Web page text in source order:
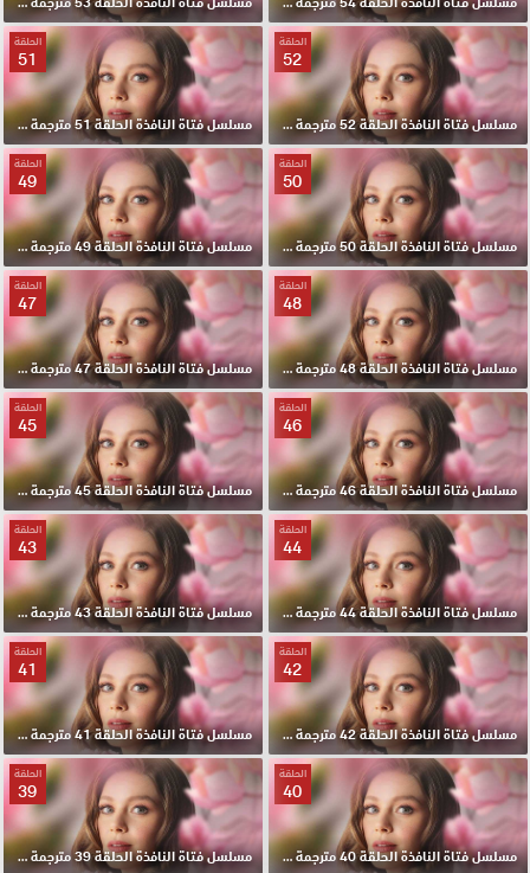
الحلقة
52
مسلسل فتاة النافذة الحلقة 52 مترجمة HD
الحلقة
51
مسلسل فتاة النافذة الحلقة 51 مترجمة HD
الحلقة
50
مسلسل فتاة النافذة الحلقة 50 مترجمة HD
الحلقة
49
مسلسل فتاة النافذة الحلقة 49 مترجمة HD
الحلقة
48
مسلسل فتاة النافذة الحلقة 48 مترجمة HD
الحلقة
47
مسلسل فتاة النافذة الحلقة 47 مترجمة HD
الحلقة
46
مسلسل فتاة النافذة الحلقة 46 مترجمة HD
الحلقة
45
مسلسل فتاة النافذة الحلقة 45 مترجمة HD
الحلقة
44
مسلسل فتاة النافذة الحلقة 44 مترجمة HD
الحلقة
43
مسلسل فتاة النافذة الحلقة 43 مترجمة HD
الحلقة
42
مسلسل فتاة النافذة الحلقة 42 مترجمة HD
الحلقة
41
مسلسل فتاة النافذة الحلقة 41 مترجمة HD
الحلقة
40
مسلسل فتاة النافذة الحلقة 40 مترجمة HD
الحلقة
39
مسلسل فتاة النافذة الحلقة 39 مترجمة HD